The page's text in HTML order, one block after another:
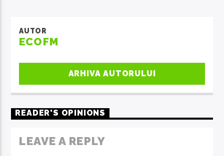
AUTOR
ECOFM
ARHIVA AUTORULUI
READER'S OPINIONS
LEAVE A REPLY